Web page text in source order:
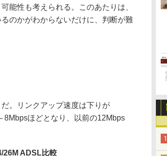
能性も考えられる。このあたりは、
のかがわからないだけに、判断が難
。リンクアップ速度は下りが
ほどとなり、以前の12Mbps
26M ADSL比較